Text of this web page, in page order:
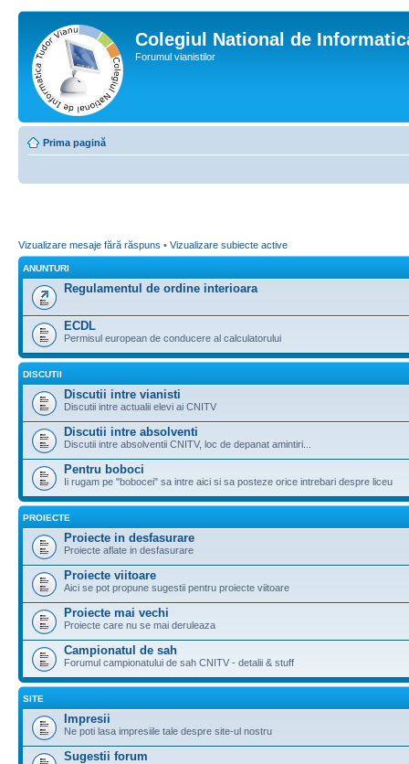
Colegiul National de
Forumul vianistilor
Prima pagină
Vizualizare mesaje fără răspuns • Vizualizare subiecte active
ANUNTURI
Regulamentul de ordine interioara
ECDL
Permisul european de conducere al calculatorului
DISCUTII
Discutii intre vianisti
Discutii intre actualii elevi ai CNITV
Discutii intre absolventi
Discutii intre absolventii CNITV, loc de depanat amintiri...
Pentru boboci
Ii rugam pe "bobocei" sa intre aici si sa posteze orice intrebari despre liceu
PROIECTE
Proiecte in desfasurare
Proiecte aflate in desfasurare
Proiecte viitoare
Aici se pot propune sugestii pentru proiecte viitoare
Proiecte mai vechi
Proiecte care nu se mai deruleaza
Campionatul de sah
Forumul campionatului de sah CNITV - detalii & stuff
SITE
Impresii
Ne poti lasa impresiile tale despre site-ul nostru
Sugestii forum